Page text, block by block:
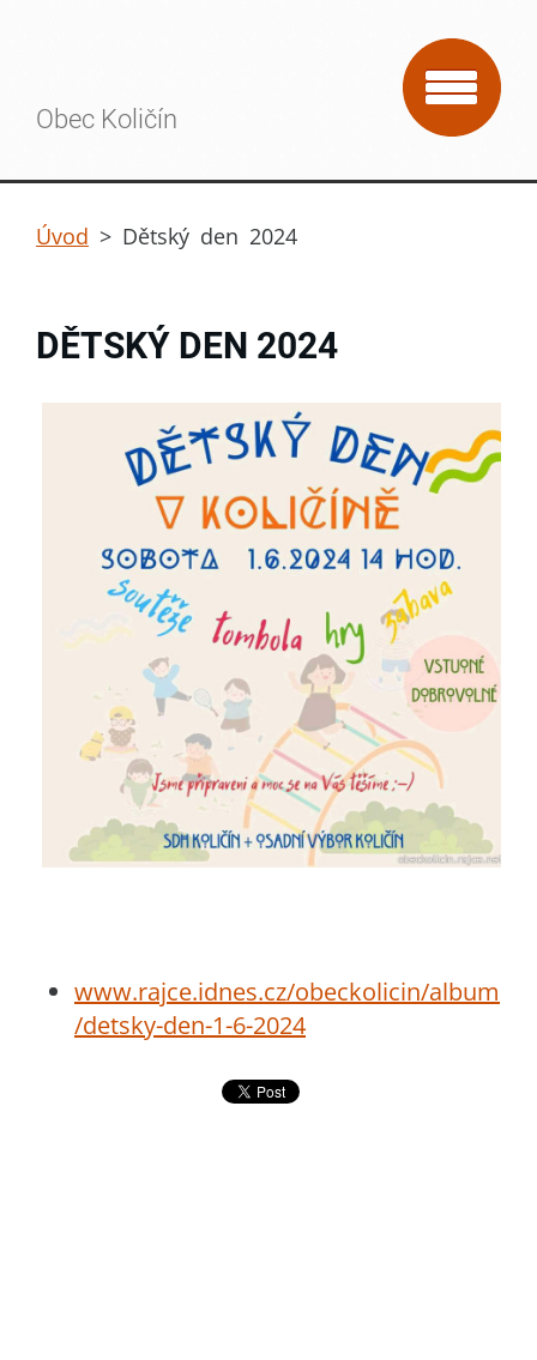
Obec Količín
Úvod > Dětský den 2024
DĚTSKÝ DEN 2024
www.rajce.idnes.cz/obeckolicin/album
/detsky-den-1-6-2024